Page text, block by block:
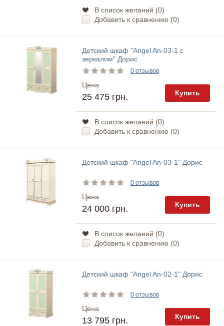
В список желаний (0)
Добавить к сравнению (0)
Детский шкаф "Angel An-03-1 с
зеркалом" Дорис
0 отзывов
Цена
25 475 грн. Купить
В список желаний (0)
Добавить к сравнению (0)
Детский шкаф "Angel An-03-1" Дорис
0 отзывов
Цена
24 000 грн. Купить
В список желаний (0)
Добавить к сравнению (0)
Детский шкаф "Angel An-02-1" Дорис
0 отзывов
Цена
13 795 грн. Купить